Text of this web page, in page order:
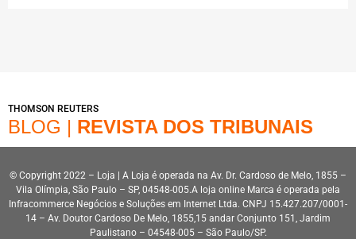
THOMSON REUTERS
BLOG | REVISTA DOS TRIBUNAIS
© Copyright 2022 – Loja | A Loja é operada na Av. Dr. Cardoso de Melo, 1855 –
Vila Olímpia, São Paulo – SP, 04548-005.A loja online Marca é operada pela
Infracommerce Negócios e Soluções em Internet Ltda. CNPJ 15.427.207/0001-
14 – Av. Doutor Cardoso De Melo, 1855,15 andar Conjunto 151, Jardim
Paulistano – 04548-005 – São Paulo/SP.